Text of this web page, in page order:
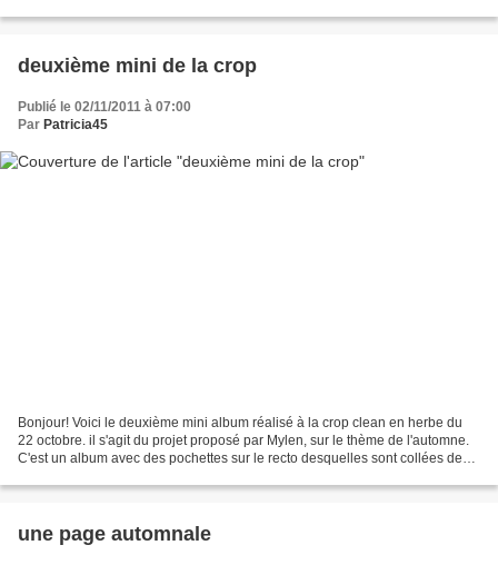
deuxième mini de la crop
Publié le 02/11/2011 à 07:00
Par Patricia45
Bonjour! Voici le deuxième mini album réalisé à la crop clean en herbe du
22 octobre. il s'agit du projet proposé par Mylen, sur le thème de l'automne.
C'est un album avec des pochettes sur le recto desquelles sont collées des
une page automnale